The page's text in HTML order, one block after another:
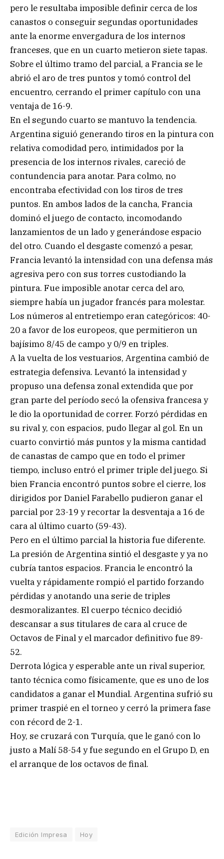
pero le resultaba imposible definir cerca de los
canastos o conseguir segundas oportunidades
ante la enorme envergadura de los internos
franceses, que en un cuarto metieron siete tapas.
Sobre el último tramo del parcial, a Francia se le
abrió el aro de tres puntos y tomó control del
encuentro, cerrando el primer capítulo con una
ventaja de 16-9.
En el segundo cuarto se mantuvo la tendencia.
Argentina siguió generando tiros en la pintura con
relativa comodidad pero, intimidados por la
presencia de los internos rivales, careció de
contundencia para anotar. Para colmo, no
encontraba efectividad con los tiros de tres
puntos. En ambos lados de la cancha, Francia
dominó el juego de contacto, incomodando
lanzamientos de un lado y generándose espacio
del otro. Cuando el desgaste comenzó a pesar,
Francia levantó la intensidad con una defensa más
agresiva pero con sus torres custodiando la
pintura. Fue imposible anotar cerca del aro,
siempre había un jugador francés para molestar.
Los números al entretiempo eran categóricos: 40-
20 a favor de los europeos, que permitieron un
bajísimo 8/45 de campo y 0/9 en triples.
A la vuelta de los vestuarios, Argentina cambió de
estrategia defensiva. Levantó la intensidad y
propuso una defensa zonal extendida que por
gran parte del período secó la ofensiva francesa y
le dio la oportunidad de correr. Forzó pérdidas en
su rival y, con espacios, pudo llegar al gol. En un
cuarto convirtió más puntos y la misma cantidad
de canastas de campo que en todo el primer
tiempo, incluso entró el primer triple del juego. Si
bien Francia encontró puntos sobre el cierre, los
dirigidos por Daniel Farabello pudieron ganar el
parcial por 23-19 y recortar la desventaja a 16 de
cara al último cuarto (59-43).
Pero en el último parcial la historia fue diferente.
La presión de Argentina sintió el desgaste y ya no
cubría tantos espacios. Francia le encontró la
vuelta y rápidamente rompió el partido forzando
pérdidas y anotando una serie de triples
desmoralizantes. El cuerpo técnico decidió
descansar a sus titulares de cara al cruce de
Octavos de Final y el marcador definitivo fue 89-
52.
Derrota lógica y esperable ante un rival superior,
tanto técnica como físicamente, que es uno de los
candidatos a ganar el Mundial. Argentina sufrió su
primer traspié en el torneo y cerró la primera fase
con récord de 2-1.
Hoy, se cruzará con Turquía, que le ganó con lo
justo a Malí 58-54 y fue segundo en el Grupo D, en
el arranque de los octavos de final.
Edición Impresa Hoy